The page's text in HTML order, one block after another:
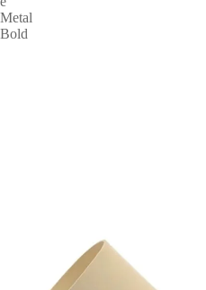
Metal
Bold